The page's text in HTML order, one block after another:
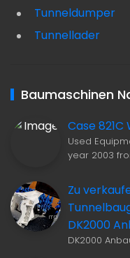
Tunneldumper
Tunnellader
Baumaschinen
Case
Used
year 2003
Zu
DK2000
DK2000